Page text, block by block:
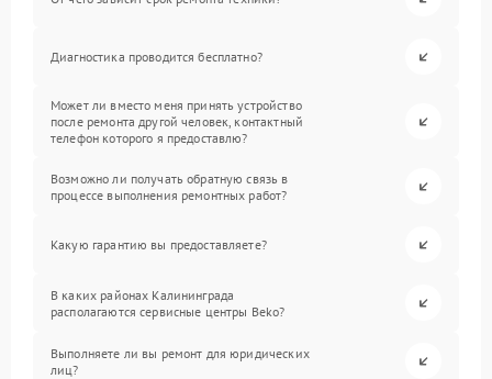
Диагностика проводится бесплатно?
Может ли вместо меня принять устройство
после ремонта другой человек, контактный
телефон которого я предоставлю?
Возможно ли получать обратную связь в
процессе выполнения ремонтных работ?
Какую гарантию вы предоставляете?
В каких районах Калининграда
располагаются сервисные центры Beko?
Выполняете ли вы ремонт для юридических
лиц?